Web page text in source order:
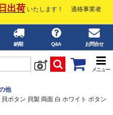
出荷 いたします！
適格事業者
納期 Q&A お問合せ
メニュー
他
ボタン 貝製 両面 白 ホワイト ボタン